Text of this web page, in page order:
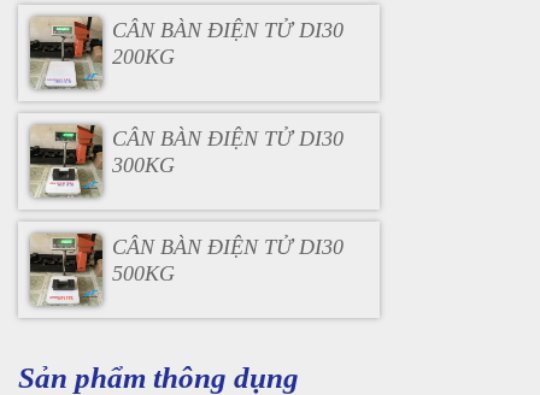
CÂN BÀN ĐIỆN TỬ DI30
200KG
CÂN BÀN ĐIỆN TỬ DI30
300KG
CÂN BÀN ĐIỆN TỬ DI30
500KG
Sản phẩm thông dụng